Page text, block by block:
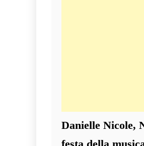
Danielle Nicole,